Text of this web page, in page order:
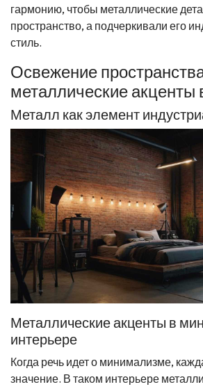
гармонию, чтобы металлические
пространство, а подчеркивали его
стиль.
Освежение
металлические акценты
Металл как элемент
Металлические акценты в
интерьере
Когда речь идет о минимализме,
значение. В таком интерьере